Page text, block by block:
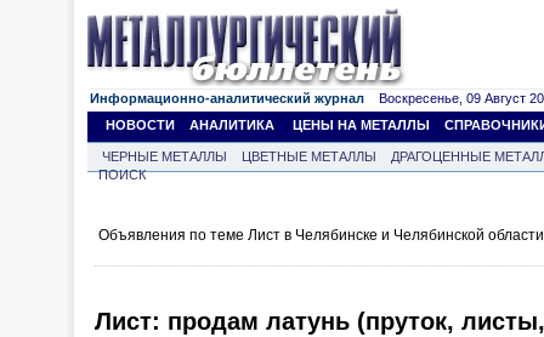
Информационно-аналитический журнал Воскресенье, 09 Август
НОВОСТИ
АНАЛИТИКА ЦЕНЫ НА МЕТАЛЛЫ
ЧЕРНЫЕ МЕТАЛЛЫ ЦВЕТНЫЕ МЕТАЛЛЫ
ДРАГОЦЕННЫЕ
ПОИСК
Объявления по теме Лист в Челябинске и Челябинской
Лист: продам латунь (пруток,